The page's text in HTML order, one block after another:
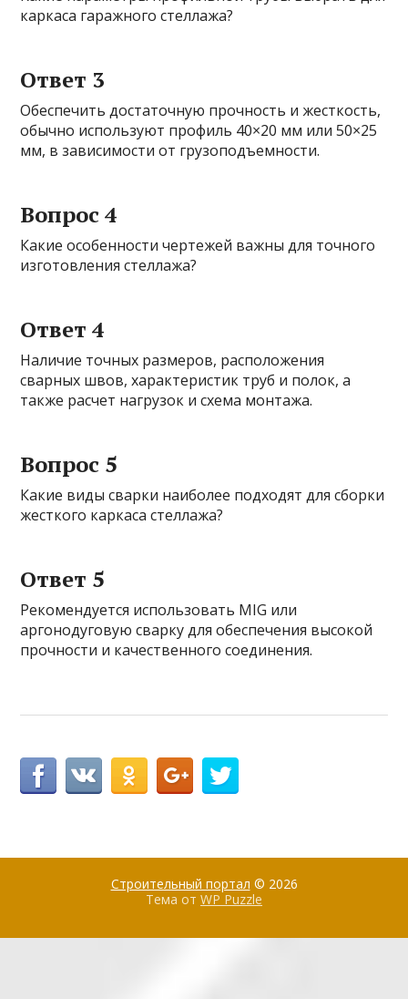
каркаса гаражного стеллажа?
Ответ 3
Обеспечить достаточную прочность и жесткость,
обычно используют профиль 40×20 мм или 50×25
мм, в зависимости от грузоподъемности.
Вопрос 4
Какие особенности чертежей важны для точного
изготовления стеллажа?
Ответ 4
Наличие точных размеров, расположения
сварных швов, характеристик труб и полок, а
также расчет нагрузок и схема монтажа.
Вопрос 5
Какие виды сварки наиболее подходят для сборки
жесткого каркаса стеллажа?
Ответ 5
Рекомендуется использовать MIG или
аргонодуговую сварку для обеспечения высокой
прочности и качественного соединения.
Строительный портал © 2026
Тема от WP Puzzle